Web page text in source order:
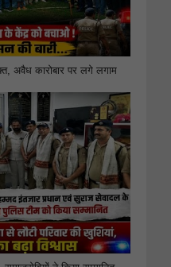
अवैध कारोबार पर लगे लगाम